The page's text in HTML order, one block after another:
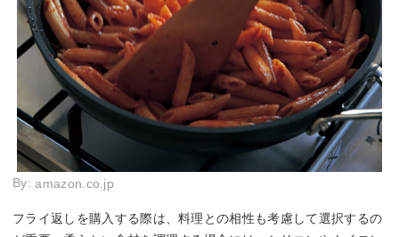
By:amazon.co.jp
フライ返しを購入する際は、料理との相性も考慮して選択するの